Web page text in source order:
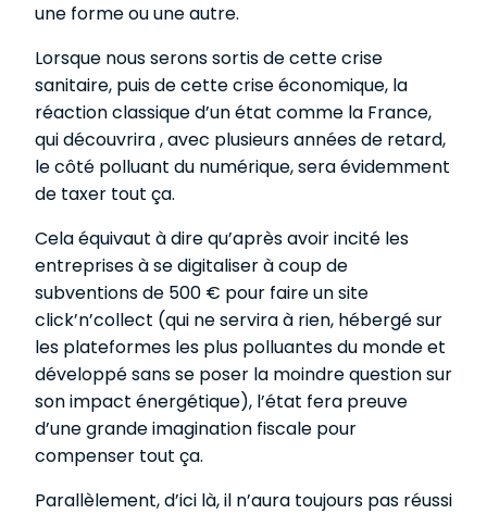
une forme ou une autre.
Lorsque nous serons sortis de cette crise
sanitaire, puis de cette crise économique, la
réaction classique d’un état comme la France,
qui découvrira , avec plusieurs années de retard,
le côté polluant du numérique, sera évidemment
de taxer tout ça.
Cela équivaut à dire qu’après avoir incité les
entreprises à se digitaliser à coup de
subventions de 500 € pour faire un site
click’n’collect (qui ne servira à rien, hébergé sur
les plateformes les plus polluantes du monde et
développé sans se poser la moindre question sur
son impact énergétique), l’état fera preuve
d’une grande imagination fiscale pour
compenser tout ça.
Parallèlement, d’ici là, il n’aura toujours pas réussi